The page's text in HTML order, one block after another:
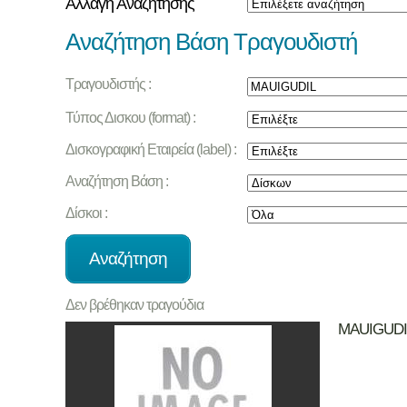
Αλλαγή Αναζήτησης
Αναζήτηση Βάση Τραγουδιστή
Τραγουδιστής :
Τύπος Δισκου (format) :
Δισκογραφική Εταιρεία (label) :
Αναζήτηση Βάση :
Δίσκοι :
Δεν βρέθηκαν τραγούδια